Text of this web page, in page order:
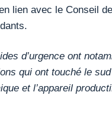
lien avec le Conseil
d’urgence ont
qui ont touché le
et l’appareil